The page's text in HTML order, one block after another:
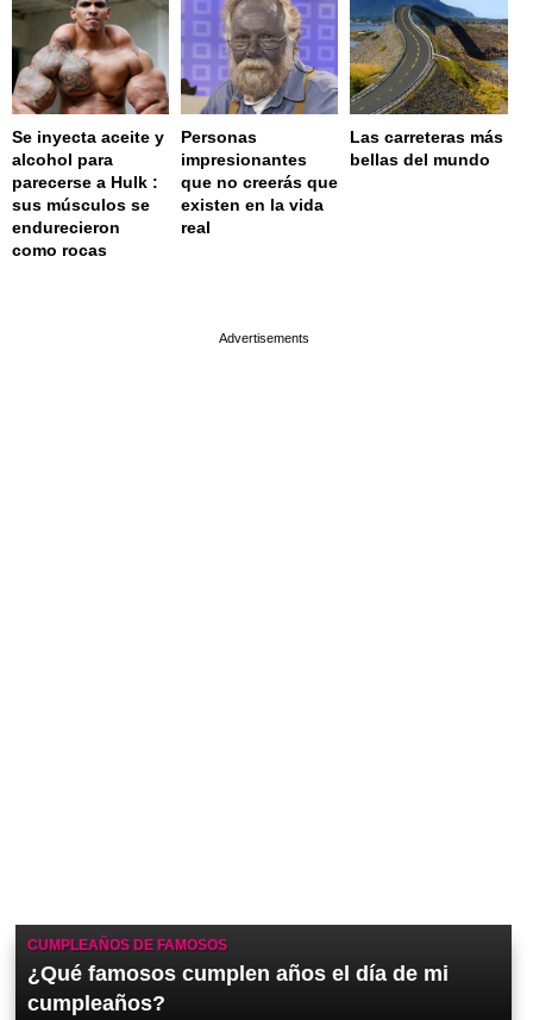
Se inyecta aceite y
alcohol para
parecerse a Hulk :
sus músculos se
endurecieron
como rocas
Personas
impresionantes
que no creerás que
existen en la vida
real
Las carreteras más
bellas del mundo
CUMPLEAÑOS DE FAMOSOS
¿Qué famosos cumplen años el día de mi
cumpleaños?